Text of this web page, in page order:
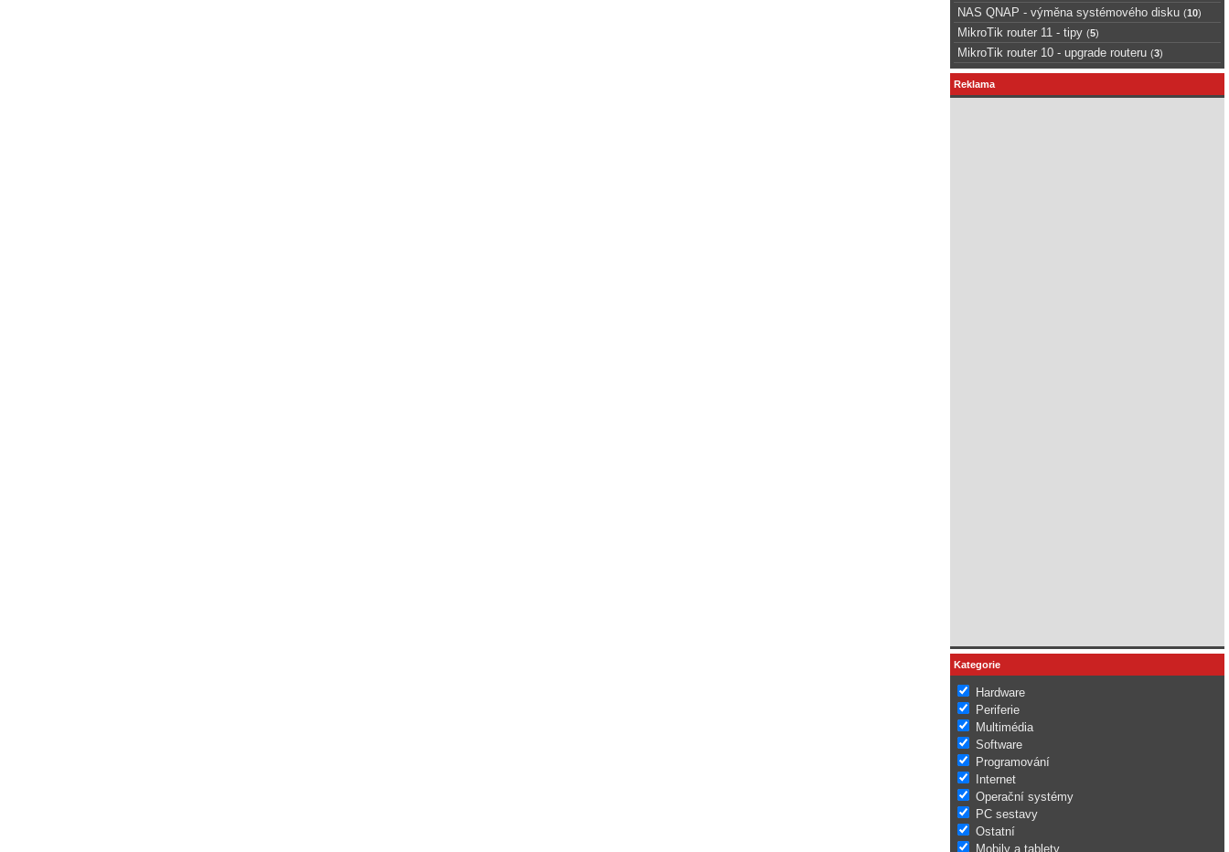
NAS QNAP - výměna systémového disku (10)
MikroTik router 11 - tipy (5)
MikroTik router 10 - upgrade routeru (3)
Reklama
Kategorie
Hardware
Periferie
Multimédia
Software
Programování
Internet
Operační systémy
PC sestavy
Ostatní
Mobily a tablety